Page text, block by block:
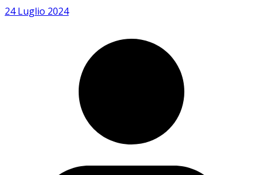
24 Luglio 2024